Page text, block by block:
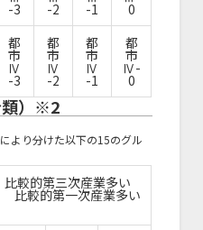
-3 -2 -1
0
都
市
Ⅳ
-3
都
市
Ⅳ
-2
都
市
Ⅳ
-1
都
市
Ⅳ-
0
類）※2
より分けた以下の15のグル
比較的第三次産業多い
比較的第一次産業多い